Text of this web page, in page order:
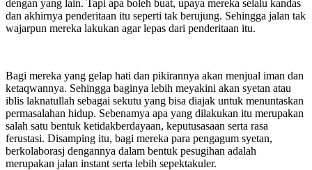
dengan yang lain. Tapi apa boleh buat, upaya mereka selalu kandas
dan akhirnya penderitaan itu seperti tak berujung. Sehingga jalan tak
wajarpun mereka lakukan agar lepas dari penderitaan itu.
Bagi mereka yang gelap hati dan pikirannya akan menjual iman dan
ketaqwannya. Sehingga baginya lebih meyakini akan syetan atau
iblis laknatullah sebagai sekutu yang bisa diajak untuk menuntaskan
permasalahan hidup. Sebenamya apa yang dilakukan itu merupakan
salah satu bentuk ketidakberdayaan, keputusasaan serta rasa
ferustasi. Disamping itu, bagi mereka para pengagum syetan,
berkolaborasj dengannya dalam bentuk pesugihan adalah
merupakan jalan instant serta lebih sepektakuler.